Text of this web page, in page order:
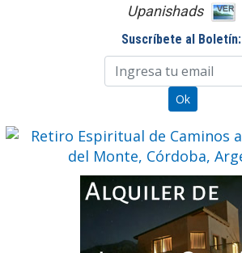
Upanishads
Suscríbete al Boletín: